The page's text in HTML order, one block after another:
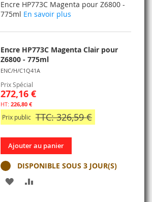
MA
LISTE
D’ENVIE
COMPARATEUR
Encre HP773C Magenta pour Z6800 -
775ml En savoir plus
Encre HP773C Magenta Clair pour
Z6800 - 775ml
ENC/H/C1Q41A
Prix Spécial
272,16 €
226,80 €
Prix public TTC: 326,59 €
Ajouter au panier
DISPONIBLE SOUS 3 JOUR(S)
AJOUTER